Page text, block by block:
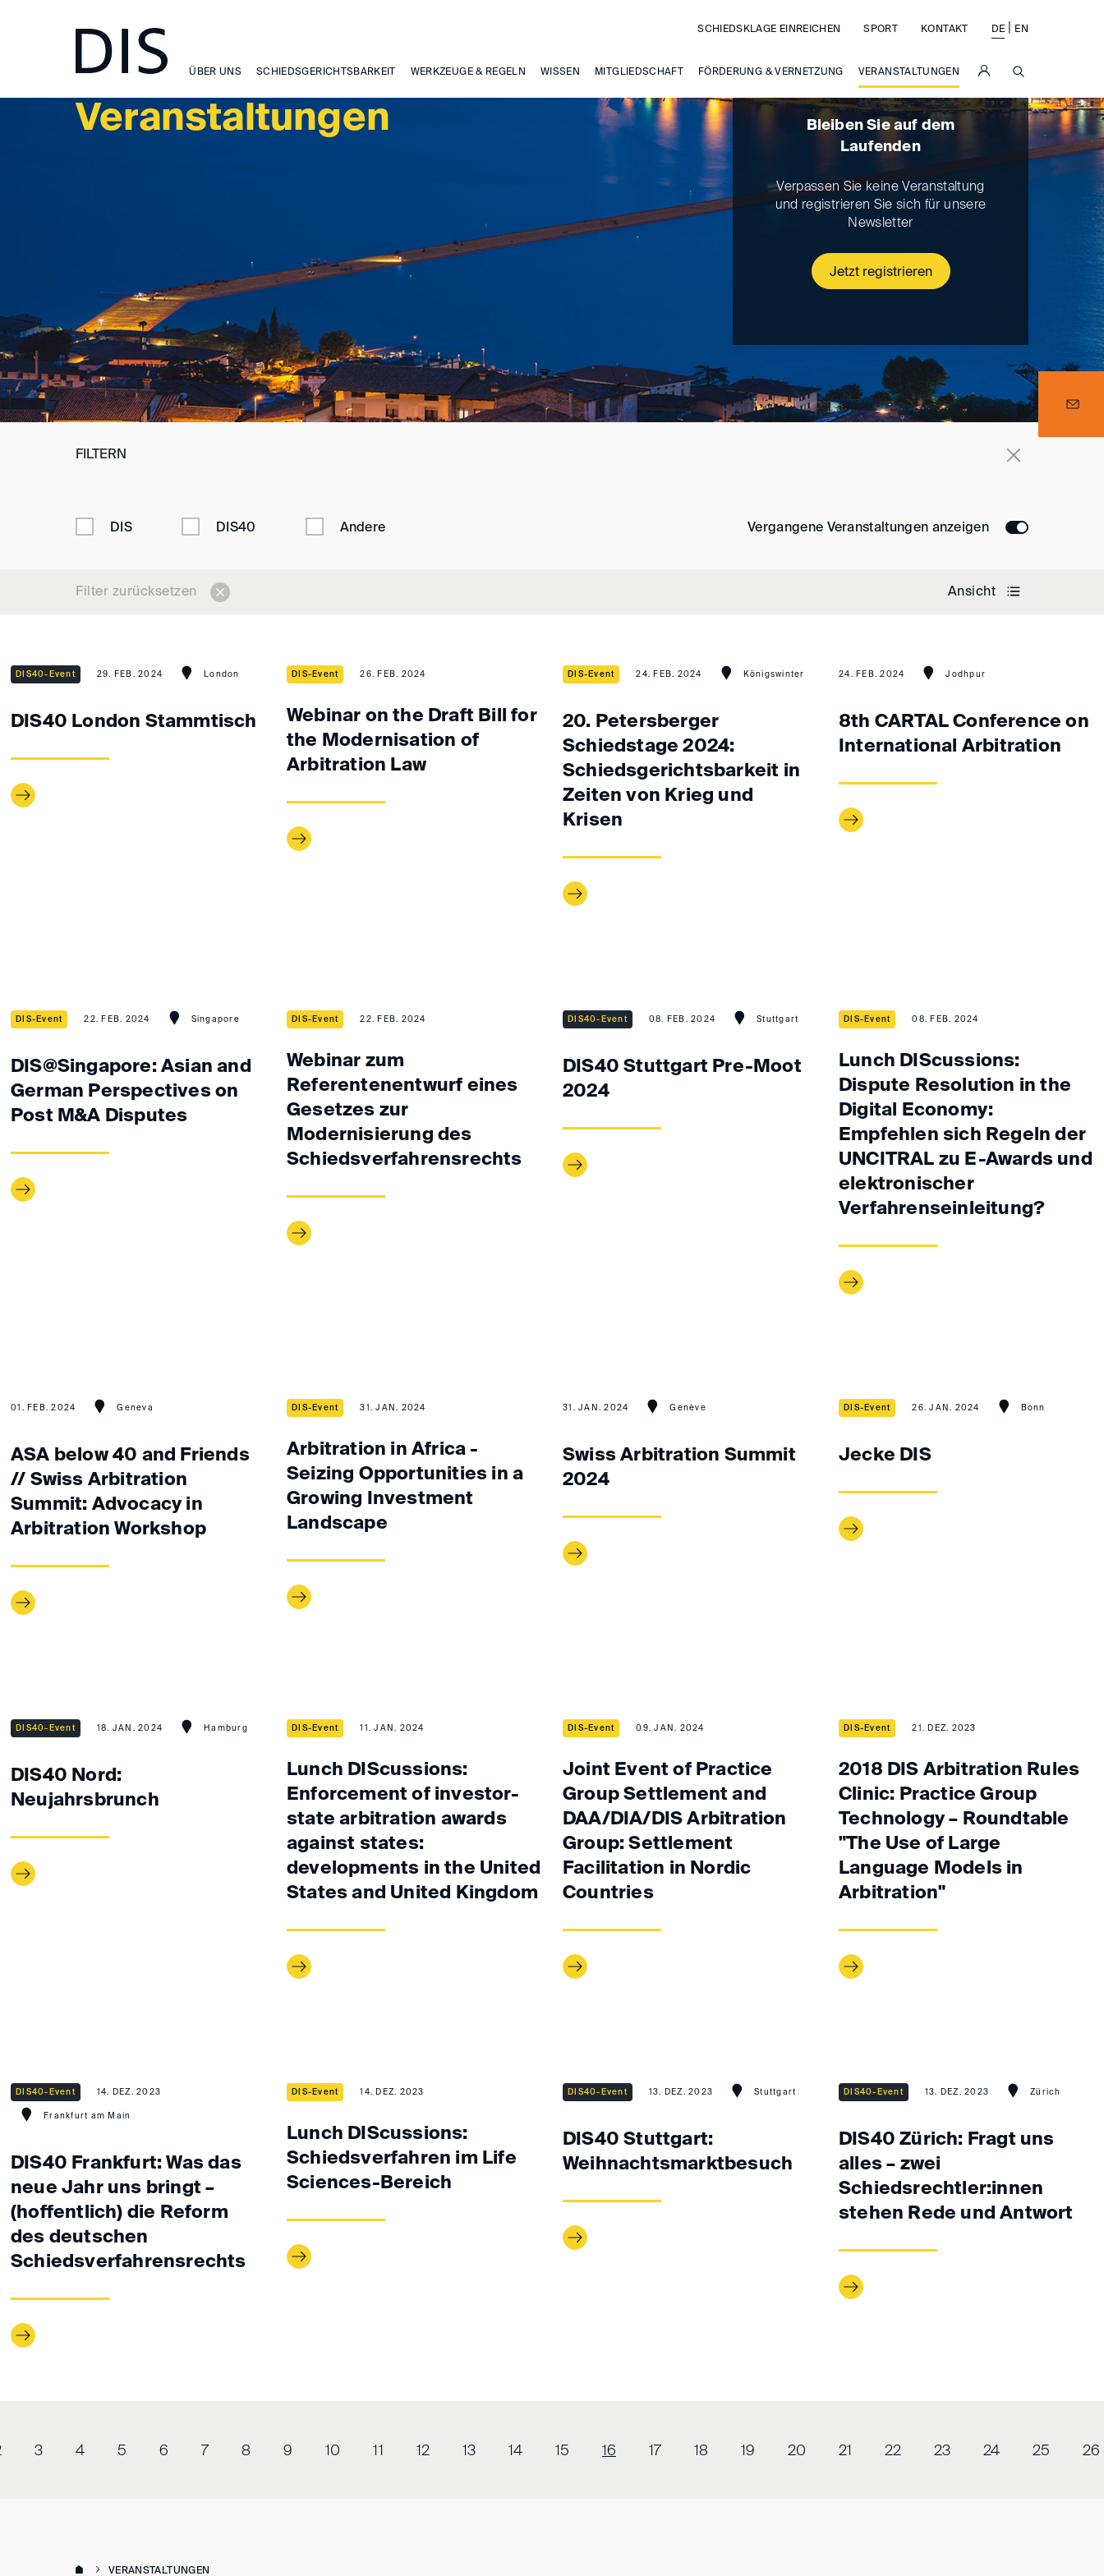
ÜBER UNS SCHIEDSGERICHTSBARKEIT WERKZEUGE & REGELN WISSEN MITGLIEDSCHAFT FÖRDERUNG & VERNETZUNG VERANSTALTUNGEN
SCHIEDSKLAGE EINREICHEN SPORT KONTAKT DE EN
Veranstaltungen
VERANSTALTUNGEN
Bleiben Sie auf dem
Laufenden
Verpassen Sie keine Veranstaltung
und registrieren Sie sich für unsere
Newsletter
Jetzt registrieren
FILTERN
DIS DIS40 Andere Vergangene Veranstaltungen anzeigen
Filter zurücksetzen Ansicht
DIS40-Event 29. FEB. 2024 London
DIS40 London Stammtisch
DIS-Event 26. FEB. 2024
Webinar on the Draft Bill for
the Modernisation of
Arbitration Law
DIS-Event 24. FEB. 2024 Königswinter
20. Petersberger
Schiedstage 2024:
Schiedsgerichtsbarkeit in
Zeiten von Krieg und
Krisen
24. FEB. 2024 Jodhpur
8th CARTAL Conference on
International Arbitration
DIS-Event 22. FEB. 2024 Singapore
DIS@Singapore: Asian and
German Perspectives on
Post M&A Disputes
DIS-Event 22. FEB. 2024
Webinar zum
Referentenentwurf eines
Gesetzes zur
Modernisierung des
Schiedsverfahrensrechts
DIS40-Event 08. FEB. 2024 Stuttgart
DIS40 Stuttgart Pre-Moot
2024
DIS-Event 08. FEB. 2024
Lunch DIScussions:
Dispute Resolution in the
Digital Economy:
Empfehlen sich Regeln der
UNCITRAL zu E-Awards und
elektronischer
Verfahrenseinleitung?
01. FEB. 2024 Geneva
ASA below 40 and Friends
// Swiss Arbitration
Summit: Advocacy in
Arbitration Workshop
DIS-Event 31. JAN. 2024
Arbitration in Africa -
Seizing Opportunities in a
Growing Investment
Landscape
31. JAN. 2024 Genève
Swiss Arbitration Summit
2024
DIS-Event 26. JAN. 2024 Bonn
Jecke DIS
DIS40-Event 18. JAN. 2024 Hamburg
DIS40 Nord:
Neujahrsbrunch
DIS-Event 11. JAN. 2024
Lunch DIScussions:
Enforcement of investor-
state arbitration awards
against states:
developments in the United
States and United Kingdom
DIS-Event 09. JAN. 2024
Joint Event of Practice
Group Settlement and
DAA/DIA/DIS Arbitration
Group: Settlement
Facilitation in Nordic
Countries
DIS-Event 21. DEZ. 2023
2018 DIS Arbitration Rules
Clinic: Practice Group
Technology – Roundtable
"The Use of Large
Language Models in
Arbitration"
DIS40-Event 14. DEZ. 2023
Frankfurt am Main
DIS40 Frankfurt: Was das
neue Jahr uns bringt –
(hoffentlich) die Reform
des deutschen
Schiedsverfahrensrechts
DIS-Event 14. DEZ. 2023
Lunch DIScussions:
Schiedsverfahren im Life
Sciences-Bereich
DIS40-Event 13. DEZ. 2023 Stuttgart
DIS40 Stuttgart:
Weihnachtsmarktbesuch
DIS40-Event 13. DEZ. 2023 Zürich
DIS40 Zürich: Fragt uns
alles – zwei
Schiedsrechtler:innen
stehen Rede und Antwort
3 4 5 6 7 8 9 10 11 12 13 14 15 16 17 18 19 20 21 22 23 24 25 26
VERANSTALTUNGEN